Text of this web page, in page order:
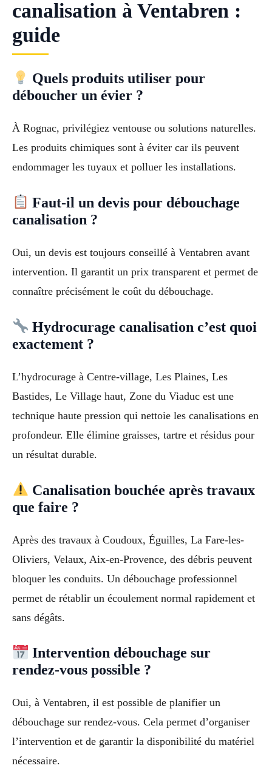
canalisation à Ventabren :
guide
Quels produits utiliser pour
déboucher un évier ?
À Rognac, privilégiez ventouse ou solutions naturelles.
Les produits chimiques sont à éviter car ils peuvent
endommager les tuyaux et polluer les installations.
Faut-il un devis pour débouchage
canalisation ?
Oui, un devis est toujours conseillé à Ventabren avant
intervention. Il garantit un prix transparent et permet de
connaître précisément le coût du débouchage.
Hydrocurage canalisation c’est quoi
exactement ?
L’hydrocurage à Centre-village, Les Plaines, Les
Bastides, Le Village haut, Zone du Viaduc est une
technique haute pression qui nettoie les canalisations en
profondeur. Elle élimine graisses, tartre et résidus pour
un résultat durable.
Canalisation bouchée après travaux
que faire ?
Après des travaux à Coudoux, Éguilles, La Fare-les-
Oliviers, Velaux, Aix-en-Provence, des débris peuvent
bloquer les conduits. Un débouchage professionnel
permet de rétablir un écoulement normal rapidement et
sans dégâts.
Intervention débouchage sur
rendez-vous possible ?
Oui, à Ventabren, il est possible de planifier un
débouchage sur rendez-vous. Cela permet d’organiser
l’intervention et de garantir la disponibilité du matériel
nécessaire.